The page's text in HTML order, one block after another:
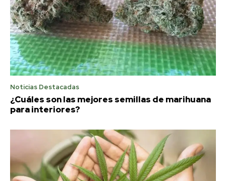
Noticias Destacadas
¿Cuáles son las mejores semillas de marihuana
para interiores?